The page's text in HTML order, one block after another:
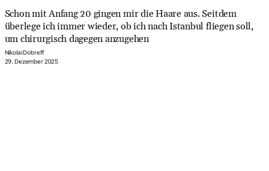
Schon mit Anfang 20 gingen mir die Haare aus. Seitdem
überlege ich immer wieder, ob ich nach Istanbul fliegen soll,
um chirurgisch dagegen anzugehen
Nikolai Dobreff
29. Dezember 2025